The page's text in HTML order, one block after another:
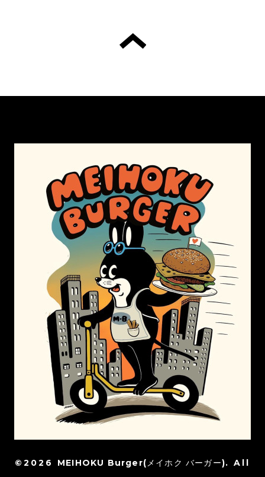
©2026 MEIHOKU Burger(メイホク バーガー). All